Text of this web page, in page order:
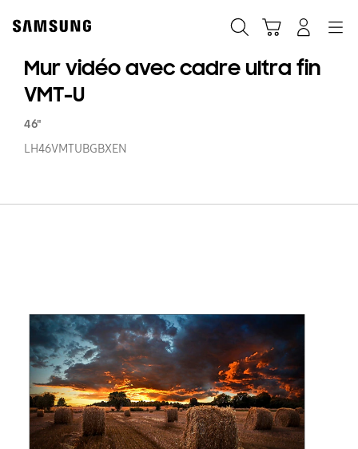
content
Mur vidéo avec cadre ultra fin
VMT-U
46"
LH46VMTUBGBXEN